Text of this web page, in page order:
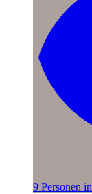
9 Personen